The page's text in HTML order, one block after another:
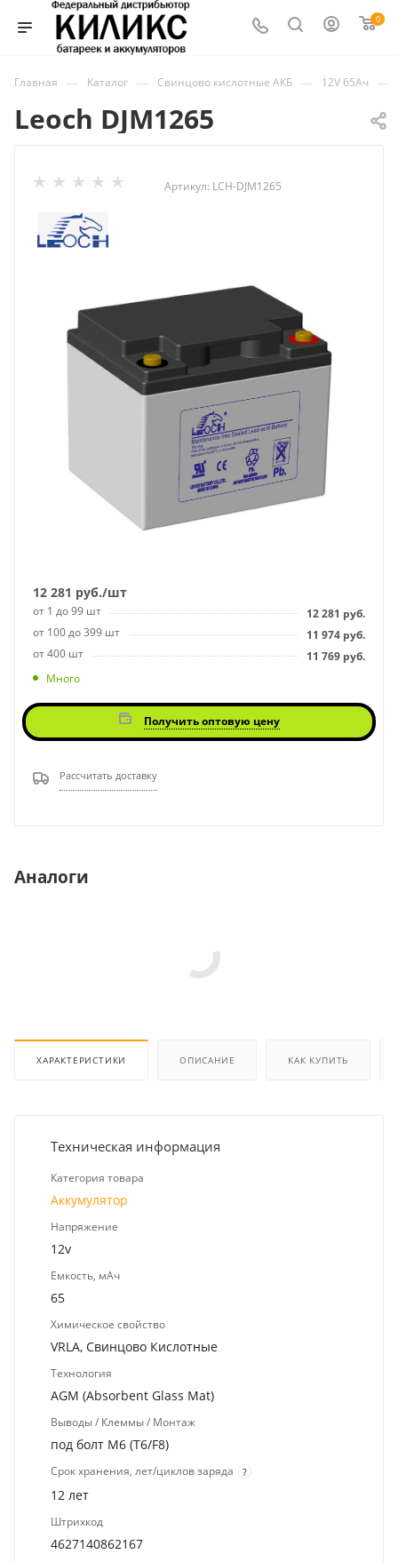
0
Главная — Каталог — Свинцово кислотные АКБ — 12V 65Ач —
Leoch DJM1265
Артикул: LCH-DJM1265
12 281 руб./шт
от 1 до 99 шт 12 281 руб.
от 100 до 399 шт
11 974 руб.
от 400 шт
11 769 руб.
Много
Получить оптовую цену
Рассчитать доставку
Аналоги
ХАРАКТЕРИСТИКИ ОПИСАНИЕ КАК КУПИТЬ
Техническая информация
Категория товара
Аккумулятор
Напряжение
12v
Емкость, мАч
65
Химическое свойство
VRLA, Свинцово Кислотные
Технология
AGM (Absorbent Glass Mat)
Выводы / Клеммы / Монтаж
под болт M6 (T6/F8)
Срок хранения, лет/циклов заряда ?
12 лет
Штрихкод
4627140862167